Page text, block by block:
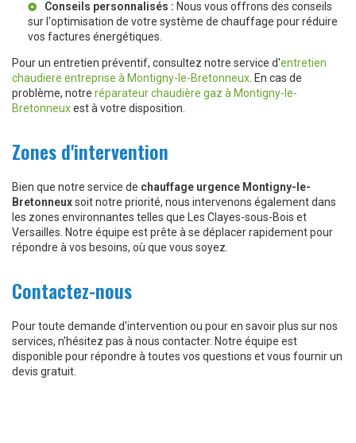
Conseils personnalisés : Nous vous offrons des conseils
sur l'optimisation de votre système de chauffage pour réduire
vos factures énergétiques.
Pour un entretien préventif, consultez notre service d'entretien
chaudiere entreprise à Montigny-le-Bretonneux . En cas de
problème, notre réparateur chaudière gaz à Montigny-le-
Bretonneuxest à votre disposition.
Zones d'intervention
Bien que notre service de chauffage urgence Montigny-le-
Bretonneuxsoit notre priorité, nous intervenons également dans
les zones environnantes telles que Les Clayes-sous-Bois et
Versailles. Notre équipe est prête à se déplacer rapidement pour
répondre à vos besoins, où que vous soyez.
Contactez-nous
Pour toute demande d'intervention ou pour en savoir plus sur nos
services, n'hésitez pas à nous contacter. Notre équipe est
disponible pour répondre à toutes vos questions et vous fournir un
devis gratuit.